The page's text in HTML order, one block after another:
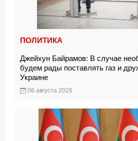
ПОЛИТИКА
Джейхун Байрамов: В случае
будем рады поставлять газ и
Украине
06 августа 2026